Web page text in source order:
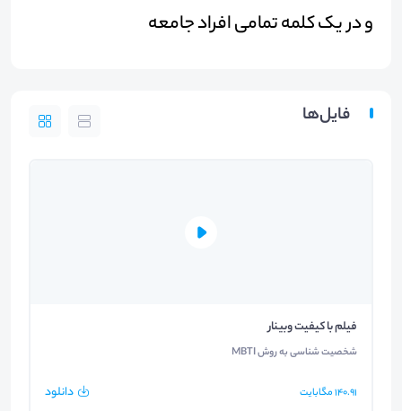
و در یک کلمه تمامی افراد جامعه
فایل‌ها
فیلم با کیفیت وبینار
شخصیت شناسی به روش MBTI
140.91مگابایت دانلود